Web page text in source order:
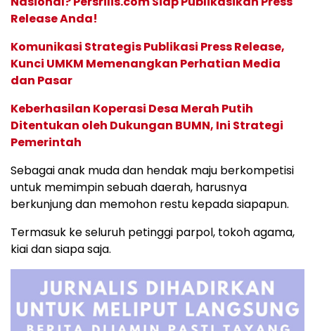
Release Anda!
Komunikasi Strategis Publikasi Press Release,
Kunci UMKM Memenangkan Perhatian Media
dan Pasar
Keberhasilan Koperasi Desa Merah Putih
Ditentukan oleh Dukungan BUMN, Ini Strategi
Pemerintah
Sebagai anak muda dan hendak maju berkompetisi
untuk memimpin sebuah daerah, harusnya
berkunjung dan memohon restu kepada siapapun.
Termasuk ke seluruh petinggi parpol, tokoh agama,
kiai dan siapa saja.